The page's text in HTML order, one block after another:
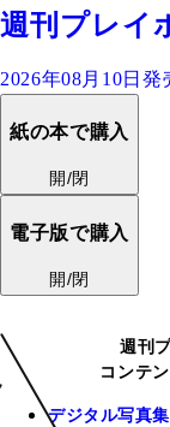
週刊プレイ
2026年08月10日発
紙の本で購入
開/閉
電子版で購入
開/閉
週刊
コンテ
デジタル写真